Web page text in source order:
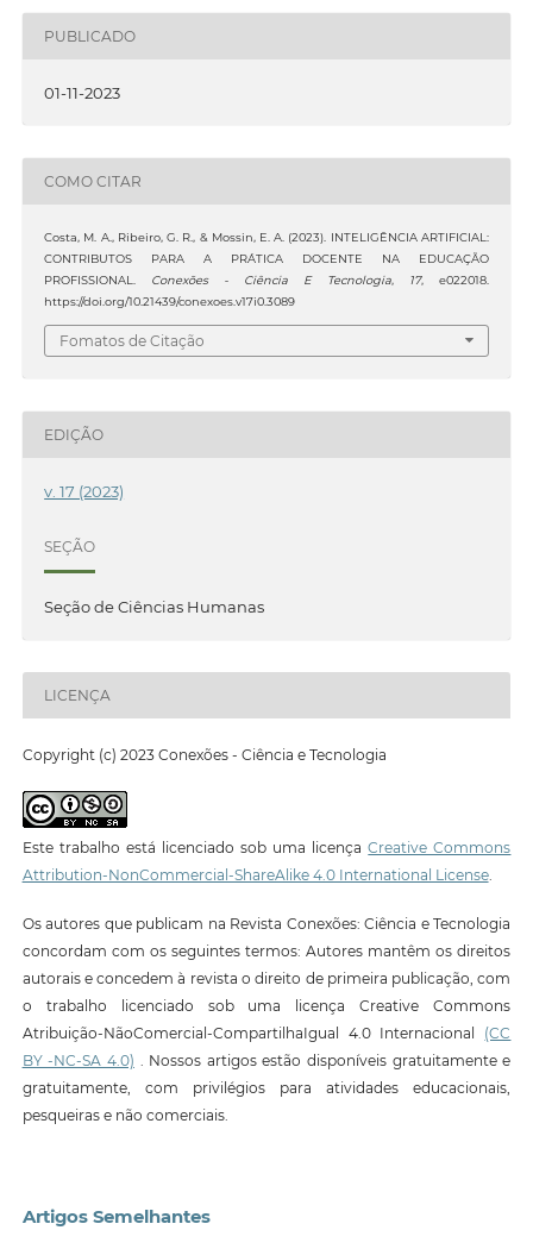
PUBLICADO
01-11-2023
COMO CITAR
Costa, M. A., Ribeiro, G. R., & Mossin, E. A. (2023). INTELIGÊNCIA ARTIFICIAL:
CONTRIBUTOS PARA A PRÁTICA DOCENTE NA EDUCAÇÃO
PROFISSIONAL. Conexões - Ciência E Tecnologia, 17, e022018.
https://doi.org/10.21439/conexoes.v17i0.3089
Fomatos de Citação
EDIÇÃO
v. 17 (2023)
SEÇÃO
Seção de Ciências Humanas
LICENÇA
Copyright (c) 2023 Conexões - Ciência e Tecnologia
Este trabalho está licenciado sob uma licençaCreative Commons
Attribution-NonCommercial-ShareAlike 4.0 International License.
Os autores que publicam na Revista Conexões: Ciência e Tecnologia
concordam com os seguintes termos: Autores mantêm os direitos
autorais e concedem à revista o direito de primeira publicação, com
o trabalho licenciado sob uma licença Creative Commons
Atribuição-NãoComercial-CompartilhaIgual 4.0 Internacional (CC
BY -NC-SA 4.0) . Nossos artigos estão disponíveis gratuitamente e
gratuitamente, com privilégios para atividades educacionais,
pesqueiras e não comerciais.
Artigos Semelhantes